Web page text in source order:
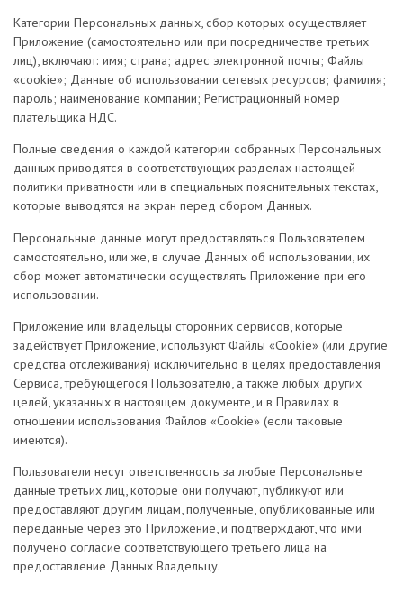
Категории Персональных данных, сбор которых осуществляет
Приложение (самостоятельно или при посредничестве третьих
лиц), включают: имя; страна; aдрес электронной почты; Файлы
«cookie»; Данные об использовании сетевых ресурсов; фамилия;
пароль; наименование компании; Регистрационный номер
плательщика НДС.
Полные сведения о каждой категории собранных Персональных
данных приводятся в соответствующих разделах настоящей
политики приватности или в специальных пояснительных текстах,
которые выводятся на экран перед сбором Данных.
Персональные данные могут предоставляться Пользователем
самостоятельно, или же, в случае Данных об использовании, их
сбор может автоматически осуществлять Приложение при его
использовании.
Приложение или владельцы сторонних сервисов, которые
задействует Приложение, используют Файлы «Cookie» (или другие
средства отслеживания) исключительно в целях предоставления
Сервиса, требующегося Пользователю, а также любых других
целей, указанных в настоящем документе, и в Правилах в
отношении использования Файлов «Cookie» (если таковые
имеются).
Пользователи несут ответственность за любые Персональные
данные третьих лиц, которые они получают, публикуют или
предоставляют другим лицам, полученные, опубликованные или
переданные через это Приложение, и подтверждают, что ими
получено согласие соответствующего третьего лица на
предоставление Данных Владельцу.